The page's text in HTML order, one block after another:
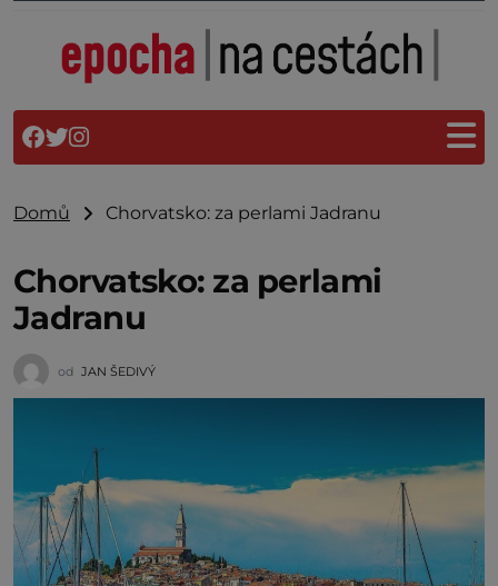
Domů Chorvatsko: za perlami Jadranu
Chorvatsko: za perlami
Jadranu
od JAN ŠEDIVÝ